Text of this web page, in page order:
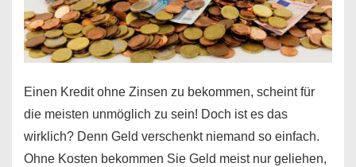
Sie
es
Einen Kredit ohne Zinsen zu bekommen, scheint für
die meisten unmöglich zu sein! Doch ist es das
wirklich? Denn Geld verschenkt niemand so einfach.
Ohne Kosten bekommen Sie Geld meist nur geliehen,